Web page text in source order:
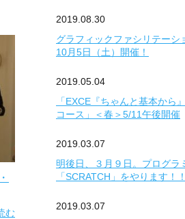
む
2019.08.30
グラフィックファシリテー
10月5日（土）開催！
2019.05.04
「EXCE『ちゃんと基本から
コース」＜春＞5/11午後開催
2019.03.07
明後日、３月９日。プログラ
「SCRATCH」をやります！！
2019.03.07